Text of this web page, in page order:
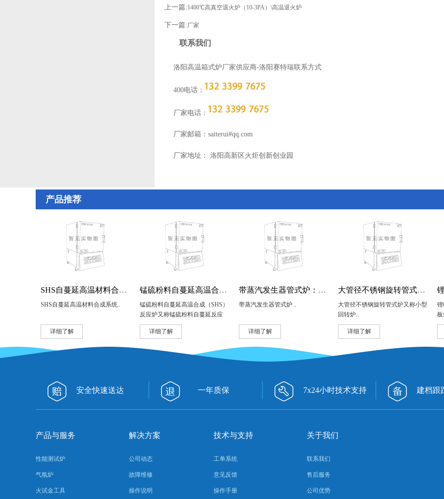
上一篇:1400℃高真空退火炉（10-3PA）\高温退火炉
下一篇:厂家
联系我们
洛阳高温箱式炉厂家供应商-洛阳赛特瑞联系方式
400电话：
厂家电话：
厂家邮箱：saiterui#qq.com
厂家地址： 洛阳高新区火炬创新创业园
产品推荐
SHS自蔓延高温材料合成系统
SHS自蔓延高温材料合成系统..
详细了解
锰硫粉料自蔓延高温合成（SHS）反应炉：锰硫粉料自蔓延反应炉
锰硫粉料自蔓延高温合成（SHS）
反应炉又称锰硫粉料自蔓延反应
炉、..
详细了解
带蒸汽发生器管式炉：活性炭管式炉
带蒸汽发生器管式炉 ..
详细了解
大管径不锈钢旋转管式炉：小型回转炉
大管径不锈钢旋转管式炉又称小型
回转炉..
详细了解
板
碳
安全快速送达 一年质保 7x24小时技术支持 建档跟
产品与服务
性能测试炉
气氛炉
火试金工具
解决方案
公司动态
故障维修
操作说明
技术与支持
工单系统
意见反馈
操作手册
关于我们
联系我们
售后服务
公司优势